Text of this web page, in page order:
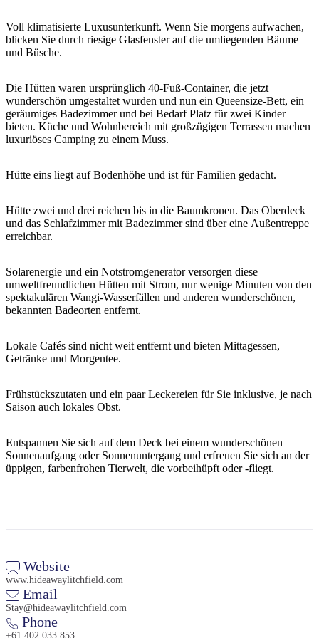
up
Voll klimatisierte Luxusunterkunft. Wenn Sie morgens aufwachen,
blicken Sie durch riesige Glasfenster auf die umliegenden Bäume
und Büsche.
Die Hütten waren ursprünglich 40-Fuß-Container, die jetzt
wunderschön umgestaltet wurden und nun ein Queensize-Bett, ein
geräumiges Badezimmer und bei Bedarf Platz für zwei Kinder
bieten. Küche und Wohnbereich mit großzügigen Terrassen machen
luxuriöses Camping zu einem Muss.
Hütte eins liegt auf Bodenhöhe und ist für Familien gedacht.
Hütte zwei und drei reichen bis in die Baumkronen. Das Oberdeck
und das Schlafzimmer mit Badezimmer sind über eine Außentreppe
erreichbar.
Solarenergie und ein Notstromgenerator versorgen diese
umweltfreundlichen Hütten mit Strom, nur wenige Minuten von den
spektakulären Wangi-Wasserfällen und anderen wunderschönen,
bekannten Badeorten entfernt.
Lokale Cafés sind nicht weit entfernt und bieten Mittagessen,
Getränke und Morgentee.
Frühstückszutaten und ein paar Leckereien für Sie inklusive, je nach
Saison auch lokales Obst.
Entspannen Sie sich auf dem Deck bei einem wunderschönen
Sonnenaufgang oder Sonnenuntergang und erfreuen Sie sich an der
üppigen, farbenfrohen Tierwelt, die vorbeihüpft oder -fliegt.
Website
www.hideawaylitchfield.com
Email
Stay@hideawaylitchfield.com
Phone
+61 402 033 853